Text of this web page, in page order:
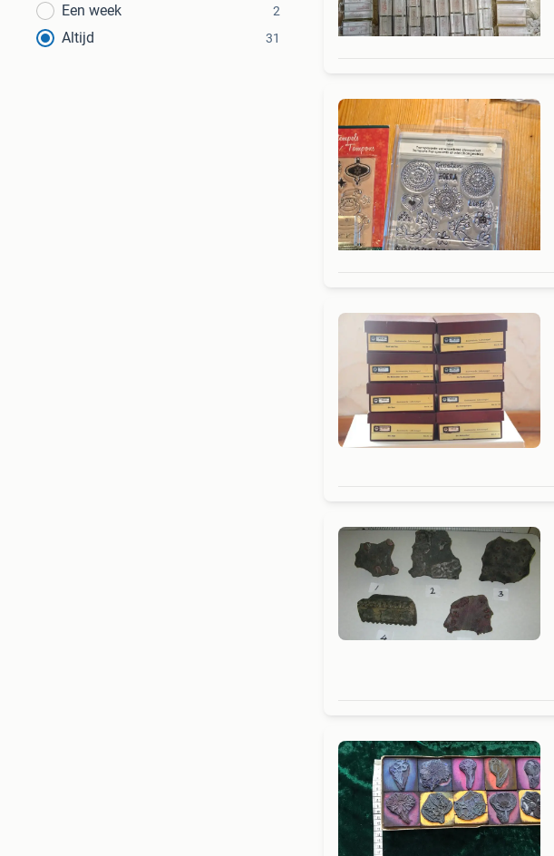
Een week 2
Altijd 31